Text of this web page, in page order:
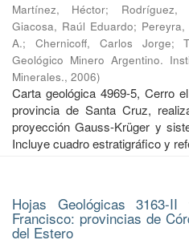
Martínez, Héctor; Rodríguez,
Giacosa, Raúl Eduardo;
A.; Chernicoff, Carlos Jorge;
Geológico Minero Argentino.
Minerales., 2006)
Carta geológica 4969-5, Cerro
provincia de Santa Cruz,
proyección Gauss-Krüger y
Incluye cuadro estratigráfico y
Hojas Geológicas 3163-
Francisco: provincias de
del Estero